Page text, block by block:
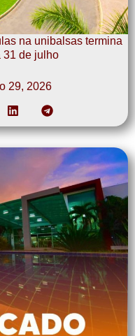
na unibalsas termina
31 de julho
29, 2026